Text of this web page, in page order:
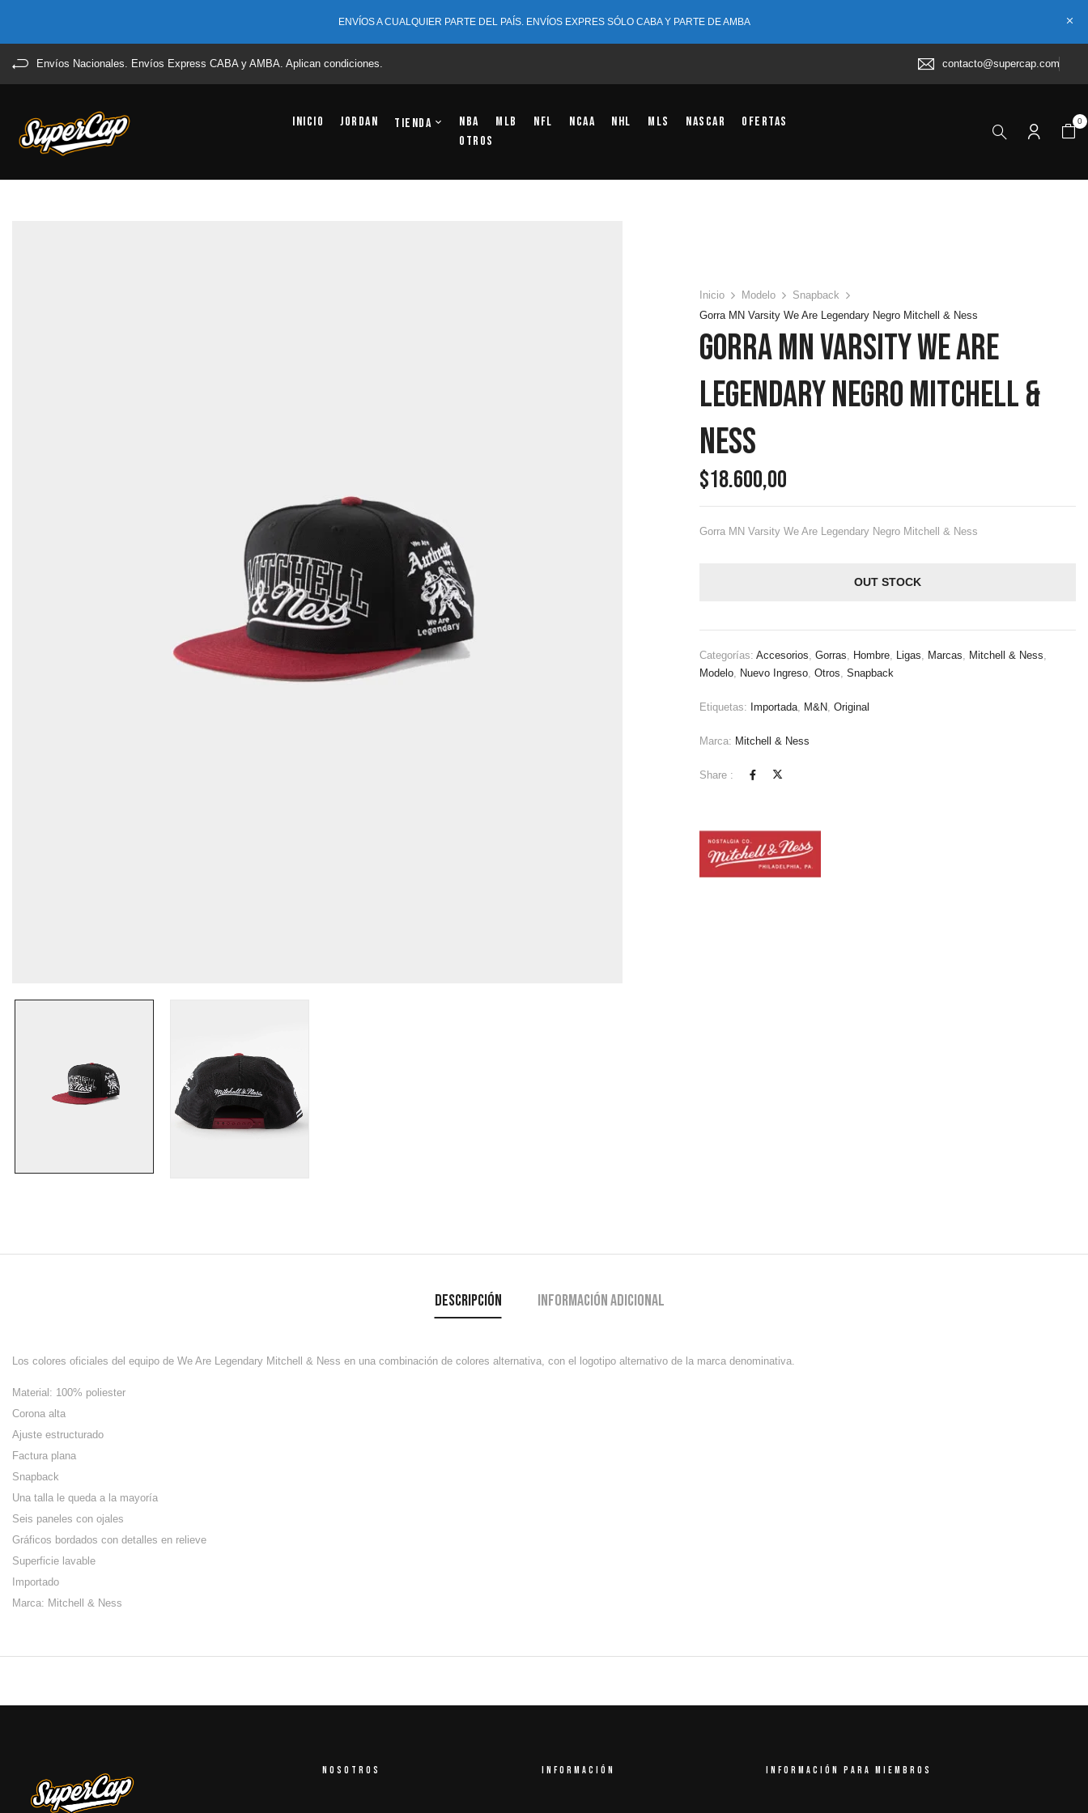
ENVÍOS A CUALQUIER PARTE DEL PAÍS. ENVÍOS EXPRES SÓLO CABA Y PARTE DE AMBA
Envíos Nacionales. Envíos Express CABA y AMBA. Aplican condiciones. contacto@supercap.com
Inicio Jordan Tienda NBA MLB NFL NCAA NHL MLS NASCAR
Ofertas
OTROS
0
Inicio Modelo
Snapback
Gorra MN Varsity We Are Legendary Negro Mitchell & Ness
Gorra MN Varsity We Are
Legendary Negro Mitchell &
Ness
$18.600,00
Gorra MN Varsity We Are Legendary Negro Mitchell & Ness
OUT STOCK
Categorías: Accesorios Gorras Hombre, Ligas Marcas Mitchell & Ness
Modelo, Nuevo Ingreso, Otros Snapback
Etiquetas: Importada, M&N Original
Marca: Mitchell & Ness
Share :
Descripción Información adicional
Los colores oficiales del equipo de We Are Legendary Mitchell & Ness en una combinación de colores alternativa, con el logotipo alternativo de la marca denominativa.
Material: 100% poliester
Corona alta
Ajuste estructurado
Factura plana
Snapback
Una talla le queda a la mayoría
Seis paneles con ojales
Gráficos bordados con detalles en relieve
Superficie lavable
Importado
Marca: Mitchell & Ness
NOSOTROS INFORMACIÓN INFORMACIÓN PARA MIEMBROS